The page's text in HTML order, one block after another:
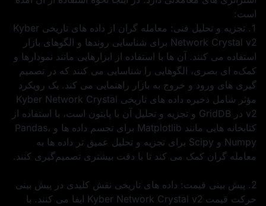
است:
1. تجزیه و تحلیل فنی: معامله‌ گران از داده‌ های تاریخی Kyber
Network Crystal v2 برای شناسایی روندها و الگوهای بازار
استفاده می کنند. آن‌ ها با استفاده از ابزارهایی مانند نمودارها و
کمک‌ه ای بصری، الگوهایی را شناسایی می‌ کنند که در تصمیم‌
گیری‌ های ورود و خروج به بازار راهنمایی می‌ کند. یک رویکرد
مؤثر شامل ذخیره داده‌ های تاریخی Kyber Network Crystal
v2 در GridDB و تجزیه و تحلیل آن با پایتون است، با استفاده از
کتابخانه‌ هایی مانند Matplotlib برای تجسم داده‌ ها و Pandas،
Numpy و Scipy برای تجزیه و تحلیل عمیق‌ تر داده‌ ها به
معامله‌ گران کمک می‌ کند تا با دقت بیشتری تصمیم‌گیری کنند.
2. پیش‌ بینی قیمت: داده‌ های تاریخی نقش کلیدی در پیش‌ بینی
حرکت قیمت Kyber Network Crystal v2 ایفا می‌ کنند. با